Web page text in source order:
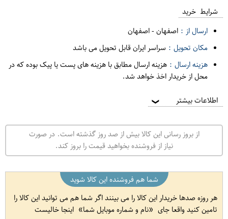
شرایط خرید
ارسال از : اصفهان-اصفهان
مکان تحویل : سراسر ایران قابل تحویل می باشد
هزینه ارسال : هزینه ارسال مطابق با هزینه های پست یا پیک بوده که در
محل از خریدار اخذ خواهد شد.
اطلاعات بیشتر ❯
از بروز رسانی این کالا بیش از صد روز گذشته است. در صورت
نیاز از فروشنده بخواهید قیمت را بروز کند.
شما هم فروشنده این کالا شوید
هر روزه صدها خریدار این کالا را می بینند اگر شما هم می توانید این کالا را
تامین کنید واقعا جای
نام و شماره موبایل شما اینجا خالیست